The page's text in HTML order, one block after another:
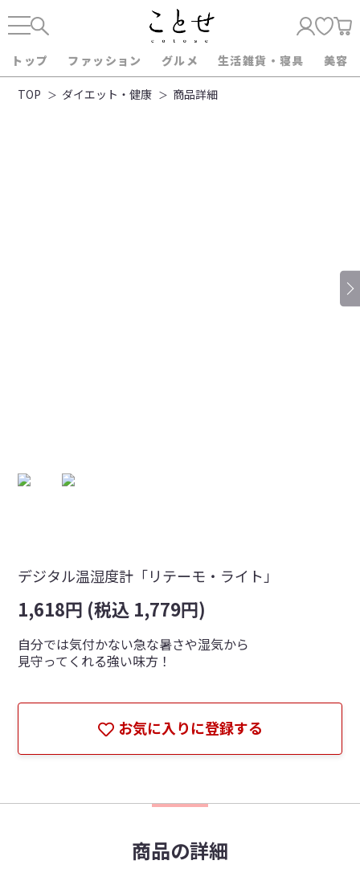
トップ ファッション グルメ 生活雑貨・寝具 美容
TOP ダイエット・健康 商品詳細
デジタル温湿度計「リテーモ・ライト」
1,618円 (税込 1,779円)
自分では気付かない急な暑さや湿気から
見守ってくれる強い味方！
お気に入りに登録する
商品の詳細